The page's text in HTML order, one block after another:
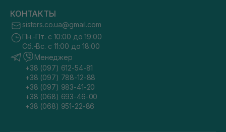
КОНТАКТЫ
sisters.co.ua@gmail.com
Пн.-Пт. с 10:00 до 19:00
Сб.-Вс. с 11:00 до 18:00
Менеджер
+38 (097) 612-54-81
+38 (097) 788-12-88
+38 (097) 983-41-20
+38 (068) 693-46-00
+38 (068) 951-22-86